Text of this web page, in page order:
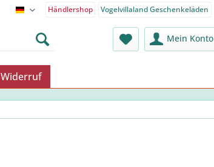
Endkunden-Shop - Deutsch
Händlershop Vogelvillaland Geschenkeläden
Mein Konto
Widerruf